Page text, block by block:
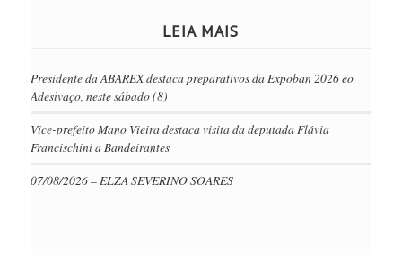
LEIA MAIS
Presidente da ABAREX destaca preparativos da Expoban 2026 eo
Adesivaço, neste sábado (8)
Vice-prefeito Mano Vieira destaca visita da deputada Flávia
Francischini a Bandeirantes
07/08/2026 – ELZA SEVERINO SOARES